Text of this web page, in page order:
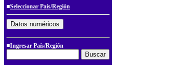
■Seleccionar País/Región
■Ingresar País/Región